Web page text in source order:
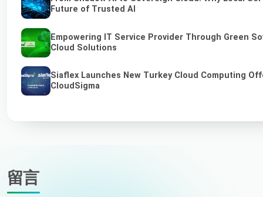
Future of Trusted AI
Empowering IT Service Provider Through Green
Cloud Solutions
Siaflex Launches New Turkey Cloud Computing
CloudSigma
留言